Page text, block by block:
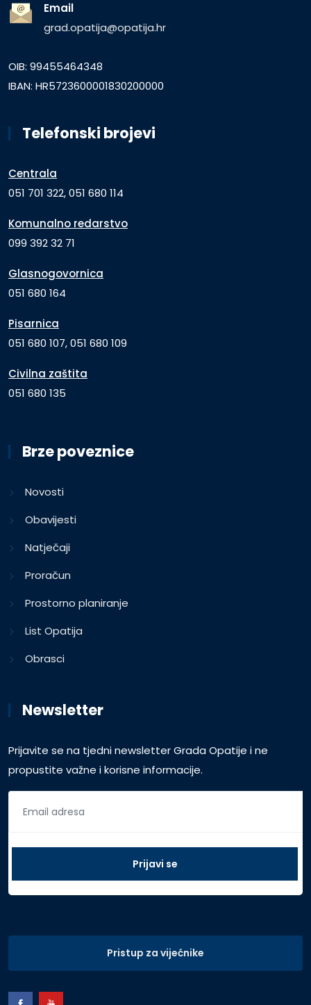
Email
grad.opatija@opatija.hr
OIB: 99455464348
IBAN: HR5723600001830200000
Telefonski brojevi
Centrala
051 701 322, 051 680 114
Komunalno redarstvo
099 392 32 71
Glasnogovornica
051 680 164
Pisarnica
051 680 107, 051 680 109
Civilna zaštita
051 680 135
Brze poveznice
Novosti
Obavijesti
Natječaji
Proračun
Prostorno planiranje
List Opatija
Obrasci
Newsletter
Prijavite se na tjedni newsletter Grada Opatije i ne
propustite važne i korisne informacije.
Pristup za vijećnike